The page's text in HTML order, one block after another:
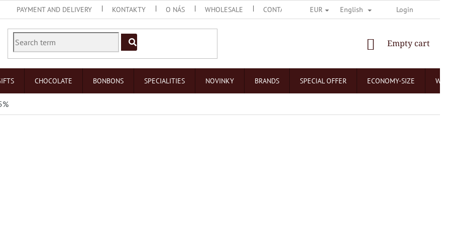
PAYMENT AND DELIVERY KONTAKTY O NÁS WHOLESALE CONTACT US O ČOKOLÁDOVNÁCH NEJČASTĚJŠÍ
EUR English Login
SHOPPING
Empty cart
CHOCOLATE BONBONS SPECIALITIES NOVINKY BRANDS SPECIAL OFFER ECONOMY-SIZE